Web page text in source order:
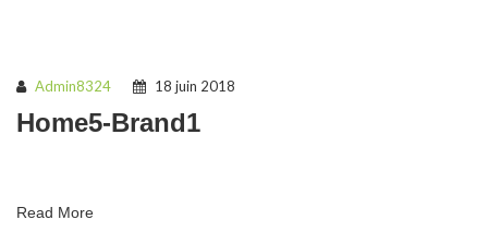
Admin8324 18 juin 2018
Home5-Brand1
Read More